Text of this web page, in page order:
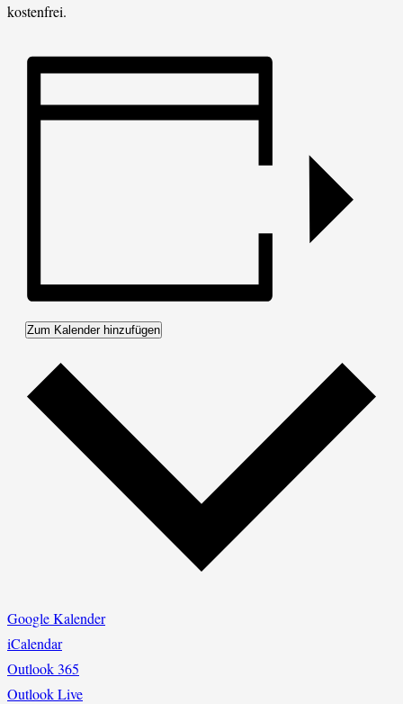
kostenfrei.
Zum Kalender hinzufügen
Google Kalender
iCalendar
Outlook 365
Outlook Live